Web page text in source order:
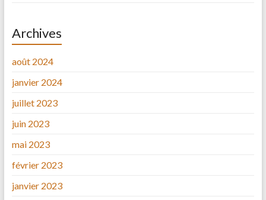
Archives
août 2024
janvier 2024
juillet 2023
juin 2023
mai 2023
février 2023
janvier 2023